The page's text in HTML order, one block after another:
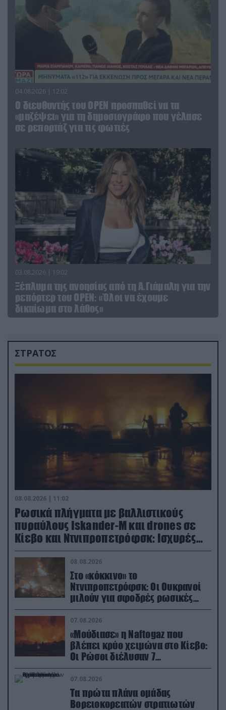
04.08.2026 | 12:02
O διευθυντής του OPEN προσπαθεί να τα
«μαζέψει» για τη δημοσιογράφο που γέλασε
σε ρεπορτάζ για τις φωτιές
03.08.2026 | 19:02
Ξέπλυμα της ανοησίας από τη Α.Γιάμαλη για την
ρεπόρτερ του ΟΡΕΝ: «Όλοι να έχουμε
δικαίωμα στο λάθος»
ΣΤΡΑΤΟΣ
08.08.2026 | 11:02
Ρωσικά πλήγματα με βαλλιστικούς
πυραύλους Iskander-M και drones σε
Κίεβο και Ντνιπροπετρόφσκ: Ισχυρές
εκρήξεις
08.08.2026
Στο «κόκκινο» το
Ντνιπροπετρόφσκ: Οι Ουκρανοί
μιλούν για σφοδρές ρωσικές
επιθέσεις σε όλη την επικράτεια
07.08.2026
«Μούδιασε» η Naftogaz που
βλέπει κρύο χειμώνα στο Κίεβο:
Οι Ρώσοι διέλυσαν 7
εγκαταστάσεις του ουκρανικού
κολοσσού!
07.08.2026
Τα πρώτα πλάνα ομάδας
Βορειοκορεατών στρατιωτών